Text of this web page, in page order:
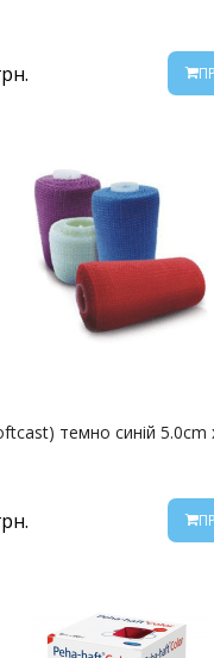
темно синій 5.0cm